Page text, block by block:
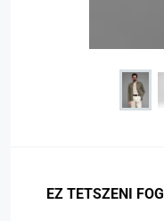
EZ TETSZENI FOG